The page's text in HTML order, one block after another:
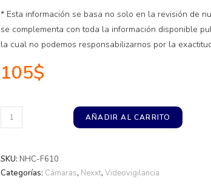
* Esta información se basa no solo en la revisión de
se complementa con toda la información disponible
la cual no podemos responsabilizarnos por la
105$
Cámara
Inteligente
Fi
con
AÑADIR AL CARRITO
SKU: NHC-F610
Categorías: Cámaras, Nexxt, Videovigilancia